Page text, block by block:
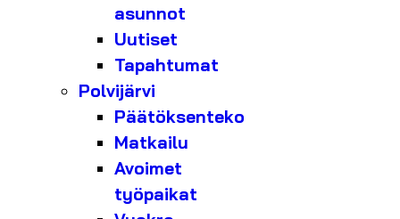
asunnot
Uutiset
Tapahtumat
Polvijärvi
Päätöksenteko
Matkailu
Avoimet
työpaikat